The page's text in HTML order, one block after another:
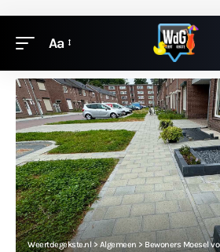
Aa
Weertdegekste.nl> Algemeen> Bewoners Moesel